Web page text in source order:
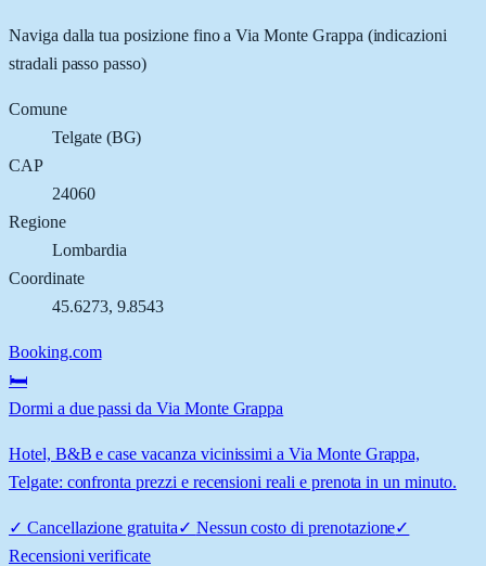
Naviga dalla tua posizione fino aVia Monte Grappa (indicazioni
stradali passo passo)
Comune
Telgate(BG)
CAP
24060
Regione
Lombardia
Coordinate
45.6273, 9.8543
Booking.com
🛏️
Dormi a due passi da Via Monte Grappa
Hotel, B&B e case vacanza vicinissimi a Via Monte Grappa,
Telgate: confronta prezzi e recensioni reali e prenota in un minuto.
✓ Cancellazione gratuita✓ Nessun costo di prenotazione✓
Recensioni verificate